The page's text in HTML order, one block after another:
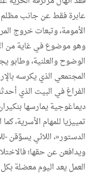
عابرة فقط عن جانب مظلم
الأمومة، وتبعات خروج
وهو موضوع في غاية من
الوضوح والعلنية،
المجتمعي الذي يكرسه
الفراغ في البيت الذي
ديماغوجية يمارسها
الدستور«، اللائي يسوَّقن -
ويدافعن عن حقها؛
العمل يعد اليوم معضلة